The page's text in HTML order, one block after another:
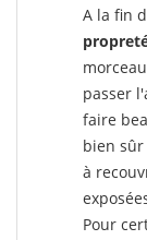
A la fin
passer
faire
bien
à
Pour